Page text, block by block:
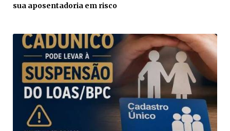
sua aposentadoria em risco